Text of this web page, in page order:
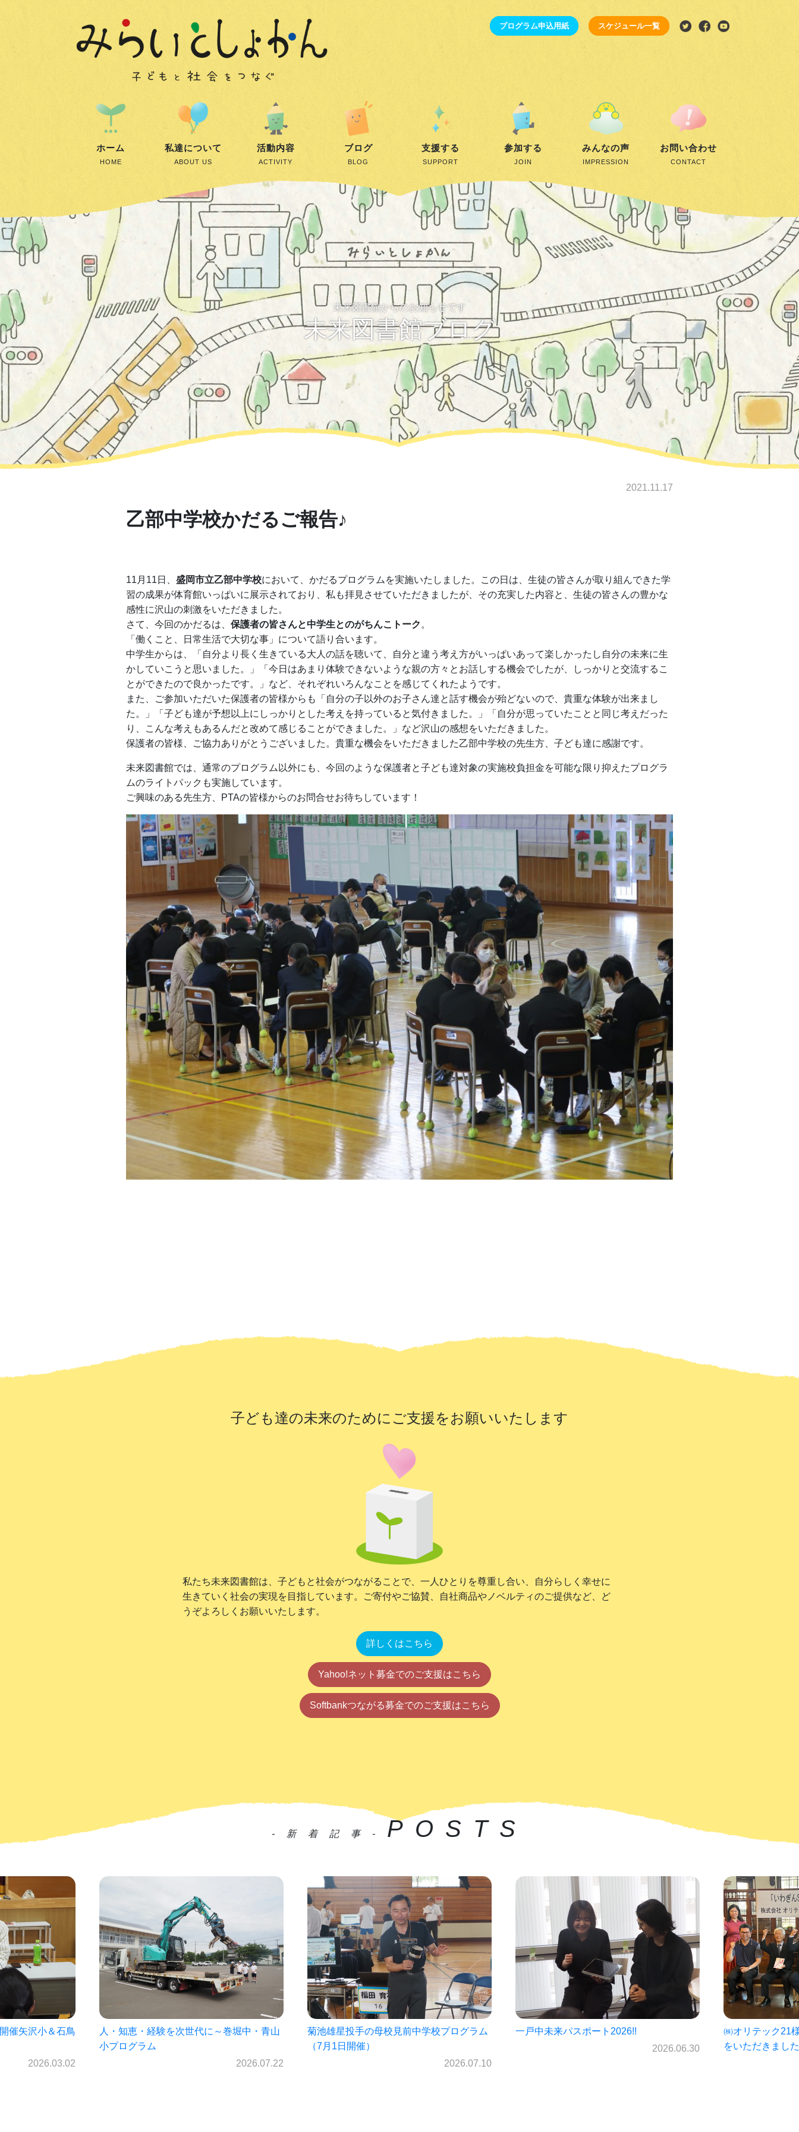
プログラム申込用紙 スケジュール一覧
ホーム
HOME
私達について
ABOUT US
活動内容
ACTIVITY
ブログ
BLOG
支援する
SUPPORT
参加する
JOIN
みんなの声
IMPRESSION
お問い合わせ
CONTACT
未来図書館からのお知らせです
未来図書館ブログ
2021.11.17
乙部中学校かだるご報告♪
11月11日、 盛岡市立乙部中学校において、かだるプログラムを実施いたしました。この日は、生徒の皆さんが取り組んできた学
習の成果が体育館いっぱいに展示されており、私も拝見させていただきましたが、その充実した内容と、生徒の皆さんの豊かな
感性に沢山の刺激をいただきました。
さて、今回のかだるは、 保護者の皆さんと中学生とのがちんこトーク 。
「働くこと、日常生活で大切な事」について語り合います。
中学生からは、「自分より長く生きている大人の話を聴いて、自分と違う考え方がいっぱいあって楽しかったし自分の未来に生
かしていこうと思いました。」「今日はあまり体験できないような親の方々とお話しする機会でしたが、しっかりと交流するこ
とができたので良かったです。」など、それぞれいろんなことを感じてくれたようです。
また、ご参加いただいた保護者の皆様からも「自分の子以外のお子さん達と話す機会が殆どないので、貴重な体験が出来まし
た。」「子ども達が予想以上にしっかりとした考えを持っていると気付きました。」「自分が思っていたことと同じ考えだった
り、こんな考えもあるんだと改めて感じることができました。」など沢山の感想をいただきました。
保護者の皆様、ご協力ありがとうございました。貴重な機会をいただきました乙部中学校の先生方、子ども達に感謝です。
未来図書館では、通常のプログラム以外にも、今回のような保護者と子ども達対象の実施校負担金を可能な限り抑えたプログラ
ムのライトパックも実施しています。
ご興味のある先生方、PTAの皆様からのお問合せお待ちしています！
子ども達の未来のために ご支援をお願いいたします
私たち未来図書館は、子どもと社会がつながることで、一人ひとりを尊重し合い、自分らしく幸せに
生きていく社会の実現を目指しています。ご寄付やご協賛、自社商品やノベルティのご提供など、ど
うぞよろしくお願いいたします。
詳しくはこちら
Yahoo!ネット募金でのご支援はこちら
Softbankつながる募金でのご支援はこちら
-新着記事- POSTS
～巻堀中・青山
2026.07.22
菊池雄星投手の母校見前中学校プログラム
（7月1日開催）
2026.07.10
一戸中未来パスポート2026!!
㈱オリテック21様・岩手銀行様より寄付金
仙北中学校未来
ス☆